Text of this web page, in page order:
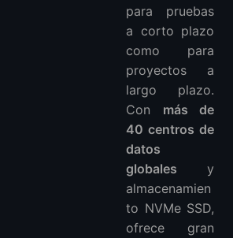
para pruebas
a corto plazo
como para
proyectos a
largo plazo.
Con más de
40 centros de
datos
globales y
almacenamien
to NVMe SSD,
ofrece gran